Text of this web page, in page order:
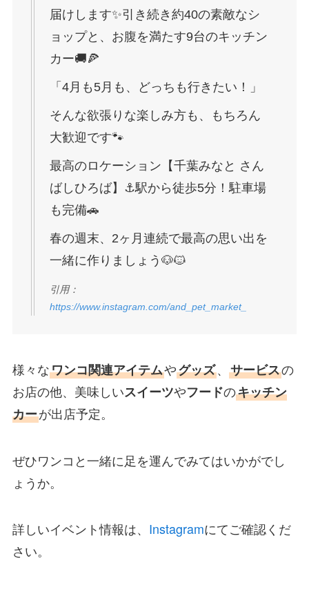
届けします✨引き続き約40の素敵なシ
ョップと、お腹を満たす9台のキッチン
カー🚚🍕
「4月も5月も、どっちも行きたい！」
そんな欲張りな楽しみ方も、もちろん
大歓迎です🐾
最高のロケーション【千葉みなと さん
ばしひろば】⚓️駅から徒歩5分！駐車場
も完備🚗
春の週末、2ヶ月連続で最高の思い出を
一緒に作りましょう🐶🐱
引用：
https://www.instagram.com/and_pet_market_
様々なワンコ関連アイテムやグッズ、 サービスの
お店の他、美味しいスイーツやフードのキッチン
カーが出店予定。
ぜひワンコと一緒に足を運んでみてはいかがでし
ょうか。
詳しいイベント情報は、 Instagramにてご確認くだ
さい。